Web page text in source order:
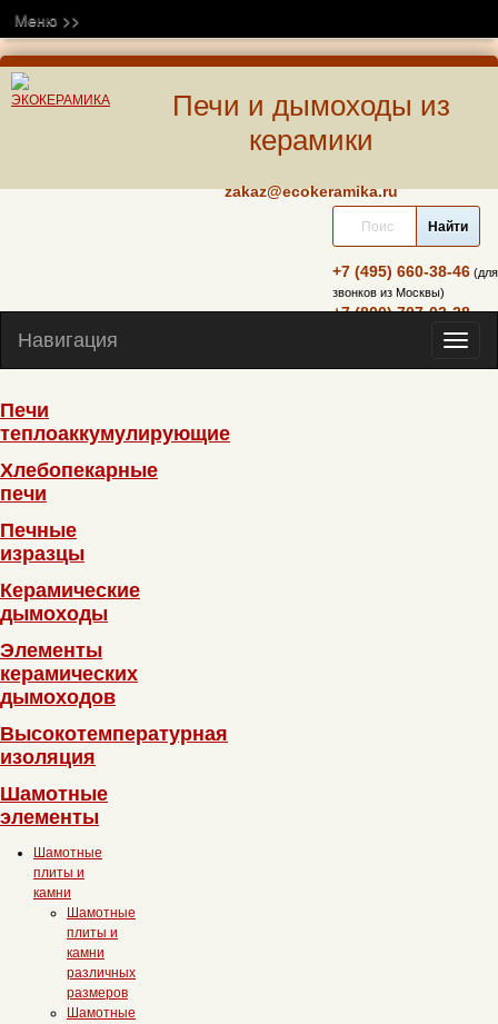
Меню >>
Печи и дымоходы из
керамики
zakaz@ecokeramika.ru
+7 (495) 660-38-46(для
звонков из Москвы)
+7 (800) 707-03-28
(бесплатно по всей России)
Навигация
Печи
теплоаккумулирующие
Хлебопекарные
печи
Печные
изразцы
Керамические
дымоходы
Элементы
керамических
дымоходов
Высокотемпературная
изоляция
Шамотные
элементы
Шамотные
плиты и
камни
Шамотные
плиты и
камни
различных
размеров
Шамотные